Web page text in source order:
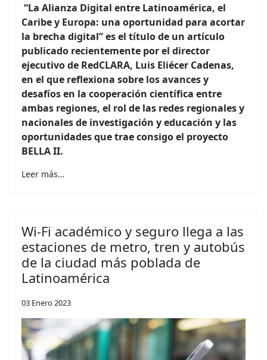
“La Alianza Digital entre Latinoamérica, el
Caribe y Europa: una oportunidad para acortar
la brecha digital” es el título de un artículo
publicado recientemente por el director
ejecutivo de RedCLARA, Luis Eliécer Cadenas,
en el que reflexiona sobre los avances y
desafíos en la cooperación científica entre
ambas regiones, el rol de las redes regionales y
nacionales de investigación y educación y las
oportunidades que trae consigo el proyecto
BELLA II.
Leer más…
Wi-Fi académico y seguro llega a las
estaciones de metro, tren y autobús
de la ciudad más poblada de
Latinoamérica
03 Enero 2023